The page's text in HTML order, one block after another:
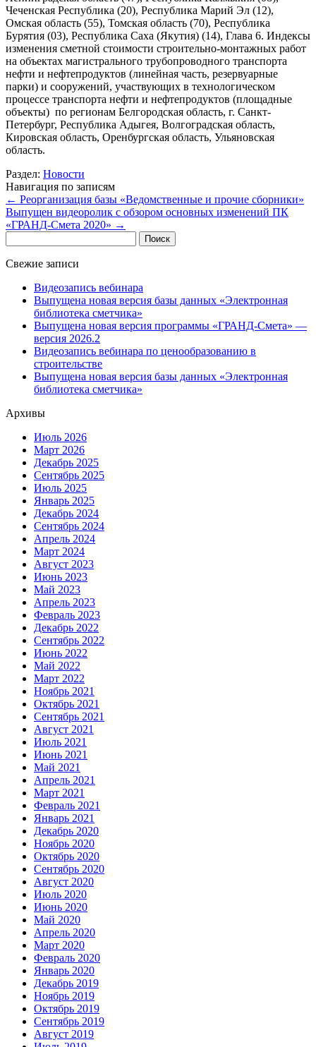
Чеченская Республика (20), Республика Марий Эл (12),
Омская область (55), Томская область (70), Республика
Бурятия (03), Республика Саха (Якутия) (14), Глава 6. Индексы
изменения сметной стоимости строительно-монтажных работ
на объектах магистрального трубопроводного транспорта
нефти и нефтепродуктов (линейная часть, резервуарные
парки) и сооружений, участвующих в технологическом
процессе транспорта нефти и нефтепродуктов (площадные
объекты) по регионам Белгородская область, г. Санкт-
Петербург, Республика Адыгея, Волгоградская область,
Кировская область, Оренбургская область, Ульяновская
область.
Раздел: Новости
Навигация по записям
← Реорганизация базы «Ведомственные и прочие сборники»
Выпущен видеоролик с обзором основных изменений ПК
«ГРАНД-Смета 2020» →
Свежие записи
Видеозапись вебинара
Выпущена новая версия базы данных «Электронная
библиотека сметчика»
Выпущена новая версия программы «ГРАНД-Смета» —
версия 2026.2
Видеозапись вебинара по ценообразованию в
строительстве
Выпущена новая версия базы данных «Электронная
библиотека сметчика»
Архивы
Июль 2026
Март 2026
Декабрь 2025
Сентябрь 2025
Июль 2025
Январь 2025
Декабрь 2024
Сентябрь 2024
Апрель 2024
Март 2024
Август 2023
Июнь 2023
Май 2023
Апрель 2023
Февраль 2023
Декабрь 2022
Сентябрь 2022
Июнь 2022
Май 2022
Март 2022
Ноябрь 2021
Октябрь 2021
Сентябрь 2021
Август 2021
Июль 2021
Июнь 2021
Май 2021
Апрель 2021
Март 2021
Февраль 2021
Январь 2021
Декабрь 2020
Ноябрь 2020
Октябрь 2020
Сентябрь 2020
Август 2020
Июль 2020
Июнь 2020
Май 2020
Апрель 2020
Март 2020
Февраль 2020
Январь 2020
Декабрь 2019
Ноябрь 2019
Октябрь 2019
Сентябрь 2019
Август 2019